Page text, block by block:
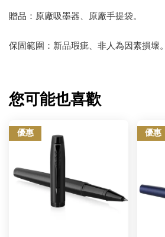
贈品：原廠吸墨器、原廠手提袋。
保固範圍：新品瑕疵、非人為因素損壞。
您可能也喜歡
優惠 優惠